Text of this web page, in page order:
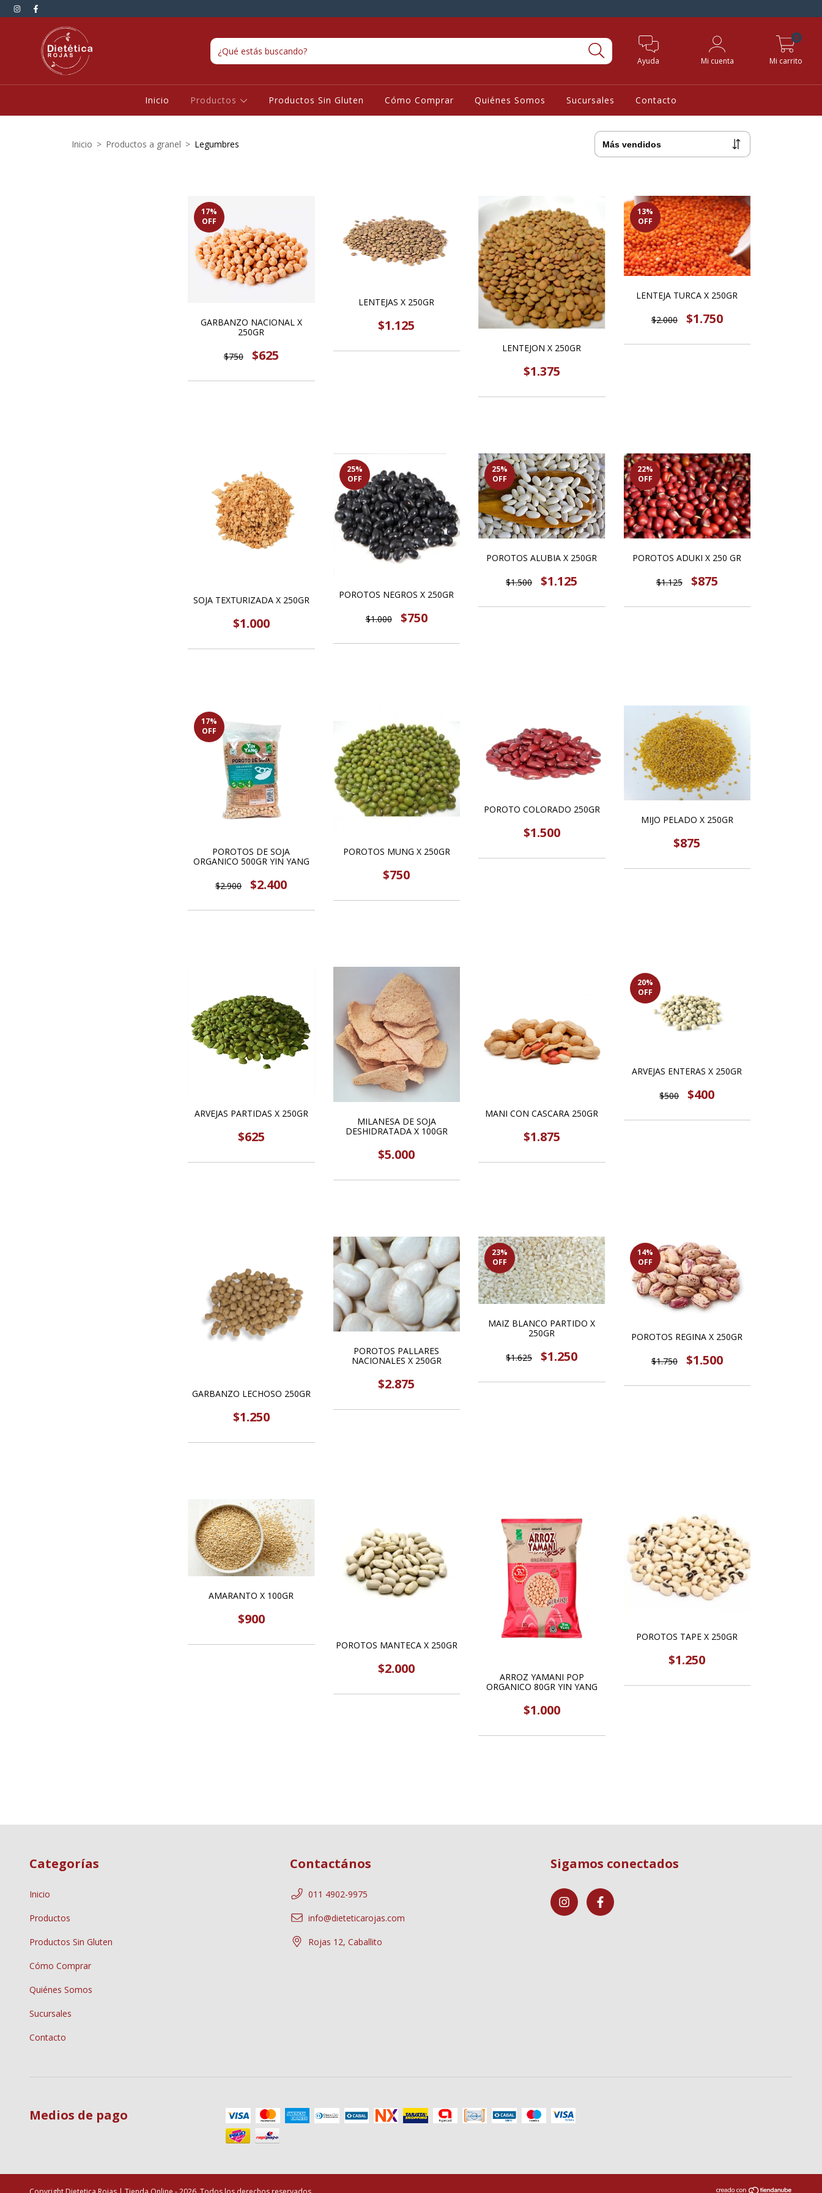
Ayuda Mi cuenta Mi carrito
0
Inicio Productos Productos Sin Gluten Cómo Comprar Quiénes Somos Sucursales Contacto
Inicio > Productos a granel > Legumbres
17%
OFF
GARBANZO NACIONAL X
250GR
$750 $625
LENTEJAS X 250GR
$1.125
LENTEJON X 250GR
$1.375
13%
OFF
LENTEJA TURCA X 250GR
$2.000 $1.750
SOJA TEXTURIZADA X 250GR
$1.000
25%
OFF
POROTOS NEGROS X 250GR
$1.000 $750
25%
OFF
POROTOS ALUBIA X 250GR
$1.500 $1.125
22%
OFF
POROTOS ADUKI X 250 GR
$1.125 $875
17%
OFF
POROTOS DE SOJA
ORGANICO 500GR YIN YANG
$2.900 $2.400
POROTOS MUNG X 250GR
$750
POROTO COLORADO 250GR
$1.500
MIJO PELADO X 250GR
$875
ARVEJAS PARTIDAS X 250GR
$625
MILANESA DE SOJA
DESHIDRATADA X 100GR
$5.000
MANI CON CASCARA 250GR
$1.875
20%
OFF
ARVEJAS ENTERAS X 250GR
$500 $400
GARBANZO LECHOSO 250GR
$1.250
POROTOS PALLARES
NACIONALES X 250GR
$2.875
23%
OFF
MAIZ BLANCO PARTIDO X
250GR
$1.625 $1.250
14%
OFF
POROTOS REGINA X 250GR
$1.750 $1.500
AMARANTO X 100GR
$900
POROTOS MANTECA X 250GR
$2.000
ARROZ YAMANI POP
ORGANICO 80GR YIN YANG
$1.000
POROTOS TAPE X 250GR
$1.250
Categorías
Inicio
Productos
Productos Sin Gluten
Cómo Comprar
Quiénes Somos
Sucursales
Contacto
Contactános
011 4902-9975
info@dieteticarojas.com
Rojas 12, Caballito
Sigamos conectados
Medios de pago